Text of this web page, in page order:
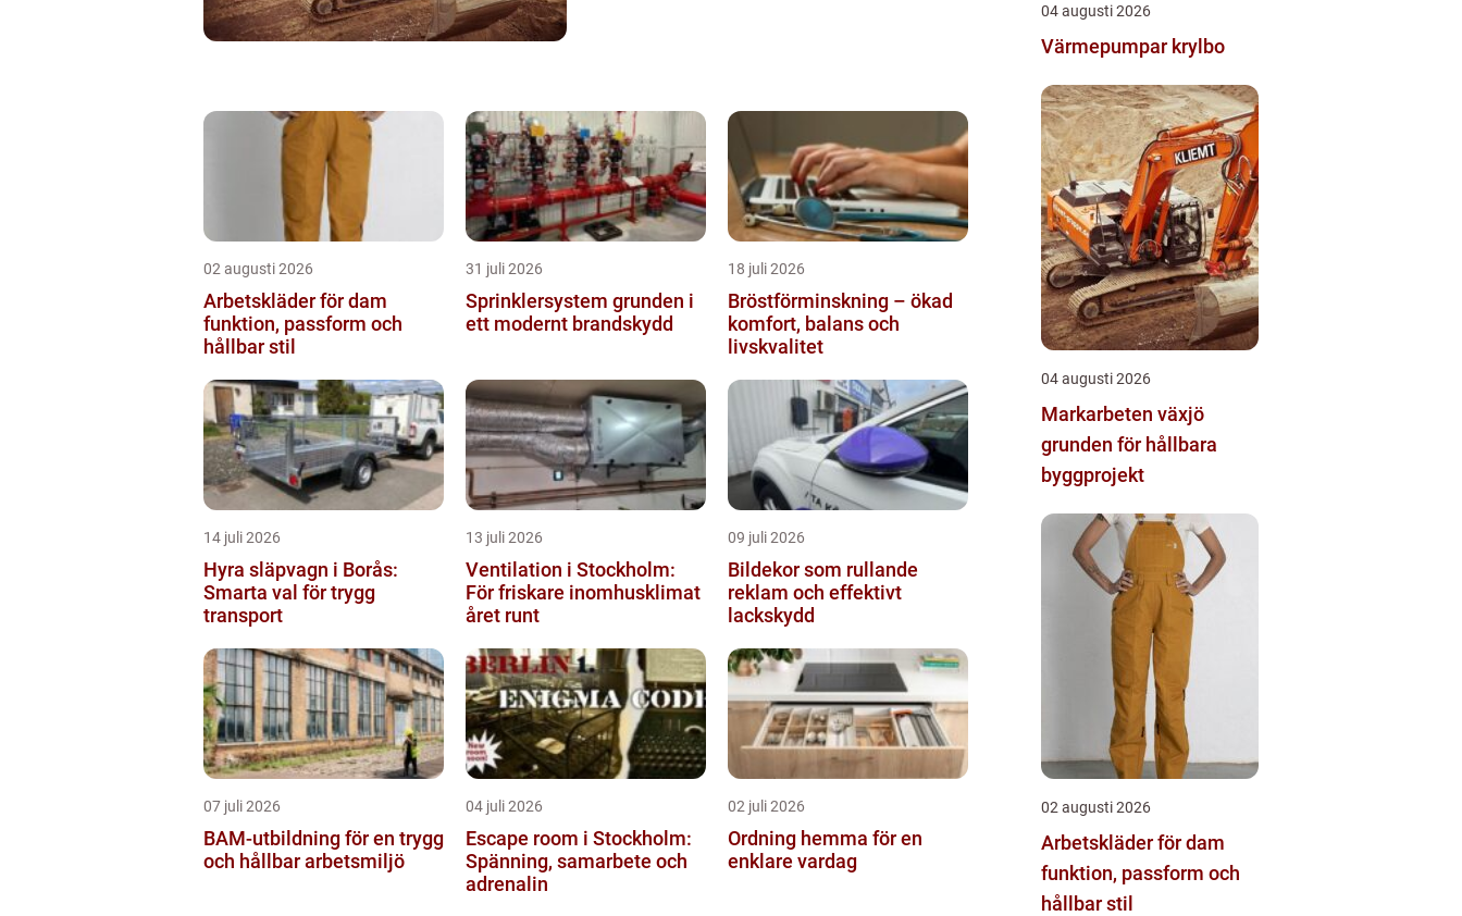
02 augusti 2026
Arbetskläder för dam
funktion, passform och
hållbar stil
31 juli 2026
Sprinklersystem grunden i
ett modernt brandskydd
18 juli 2026
Bröstförminskning – ökad
komfort, balans och
livskvalitet
14 juli 2026
Hyra släpvagn i Borås:
Smarta val för trygg
transport
13 juli 2026
Ventilation i Stockholm:
För friskare inomhusklimat
året runt
09 juli 2026
Bildekor som rullande
reklam och effektivt
lackskydd
07 juli 2026
BAM-utbildning för en trygg
och hållbar arbetsmiljö
04 juli 2026
Escape room i Stockholm:
Spänning, samarbete och
adrenalin
02 juli 2026
Ordning hemma för en
enklare vardag
04 augusti 2026
Värmepumpar krylbo
04 augusti 2026
Markarbeten växjö
grunden för hållbara
byggprojekt
02 augusti 2026
Arbetskläder för dam
funktion, passform och
hållbar stil